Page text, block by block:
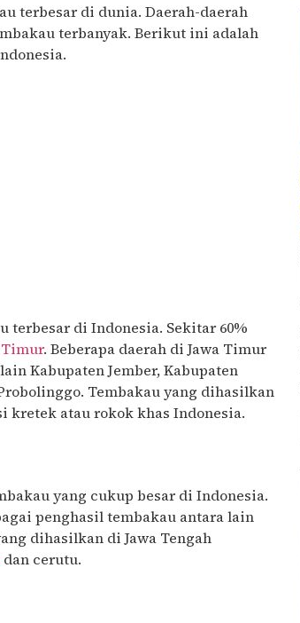
terbesar di dunia. Daerah-daerah
terbanyak. Berikut ini adalah
terbesar di Indonesia. Sekitar 60%
Timur. Beberapa daerah di Jawa Timur
Kabupaten Jember, Kabupaten
Tembakau yang dihasilkan
kretek atau rokok khas Indonesia.
yang cukup besar di Indonesia.
penghasil tembakau antara lain
dihasilkan di Jawa Tengah
dan cerutu.